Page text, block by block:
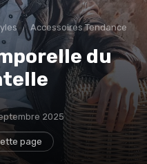
Accessoires Tendance
du
2025
page